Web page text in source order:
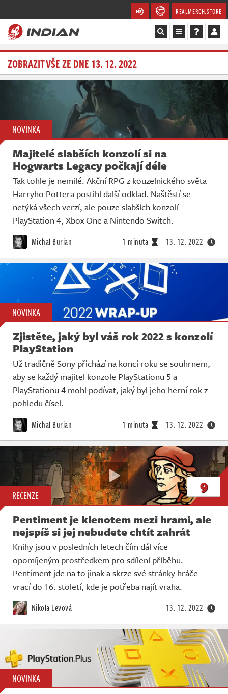
REALMERCH.STORE
Magazín
Soutěže
Databáze
Komunita
Redakce
Živě
ZOBRAZIT VŠE ZE DNE 13. 12. 2022
NOVINKA
Majitelé slabších konzolí si na
Hogwarts Legacy počkají déle
Tak tohle je nemilé. Akční RPG z kouzelnického světa
Harryho Pottera postihl další odklad. Naštěstí se
netýká všech verzí, ale pouze slabších konzolí
PlayStation 4, Xbox One a Nintendo Switch.
Michal Burian 1 minuta 13. 12. 2022
NOVINKA
Zjistěte, jaký byl váš rok 2022 s konzolí
PlayStation
Už tradičně Sony přichází na konci roku se souhrnem,
aby se každý majitel konzole PlayStationu 5 a
PlayStationu 4 mohl podívat, jaký byl jeho herní rok z
pohledu čísel.
Michal Burian 1 minuta 13. 12. 2022
RECENZE 9
Pentiment je klenotem mezi hrami, ale
nejspíš si jej nebudete chtít zahrát
Knihy jsou v posledních letech čím dál více
opomíjeným prostředkem pro sdílení příběhu.
Pentiment jde na to jinak a skrze své stránky hráče
vrací do 16. století, kde je potřeba najít vraha.
Nikola Levová 13. 12. 2022
NOVINKA